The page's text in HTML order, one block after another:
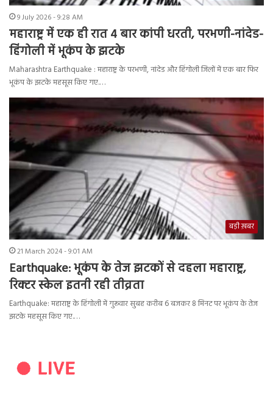
9 July 2026 - 9:28 AM
महाराष्ट्र में एक ही रात 4 बार कांपी धरती, परभणी-नांदेड-
हिंगोली में भूकंप के झटके
Maharashtra Earthquake : महाराष्ट्र के परभणी, नांदेड और हिंगोली जिलों में एक बार फिर
भूकंप के झटके महसूस किए गए.…
बड़ी ख़बर
21 March 2024 - 9:01 AM
Earthquake: भूकंप के तेज झटकों से दहला महाराष्ट्र,
रिक्टर स्केल इतनी रही तीव्रता
Earthquake: महाराष्ट्र के हिंगोली में गुरूवार सुबह करीब 6 बजकर 8 मिनट पर भूकंप के तेज
झटके महसूस किए गए.…